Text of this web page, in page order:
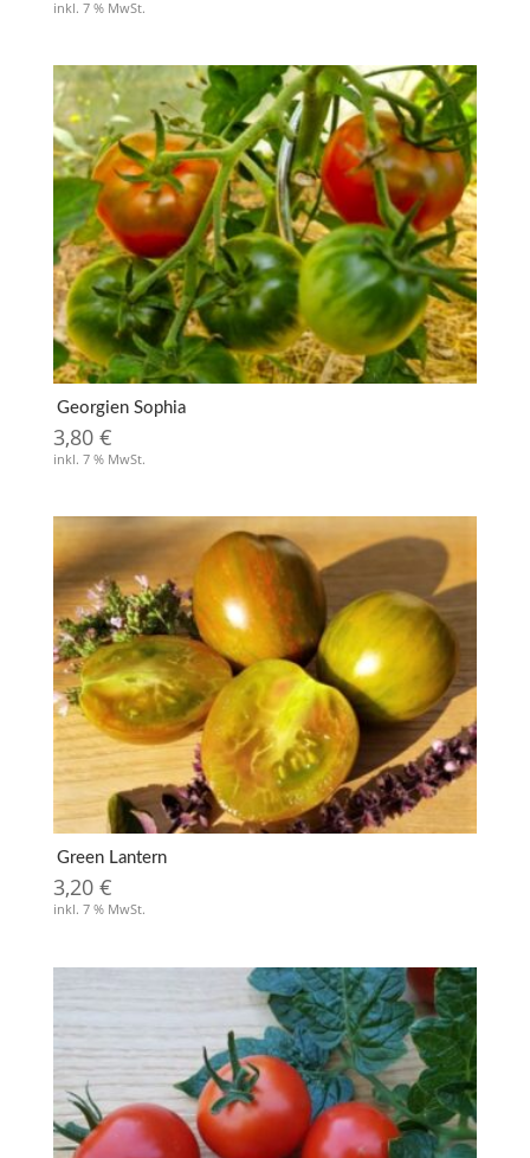
inkl. 7 % MwSt.
Georgien Sophia
3,80 €
inkl. 7 % MwSt.
Green Lantern
3,20 €
inkl. 7 % MwSt.